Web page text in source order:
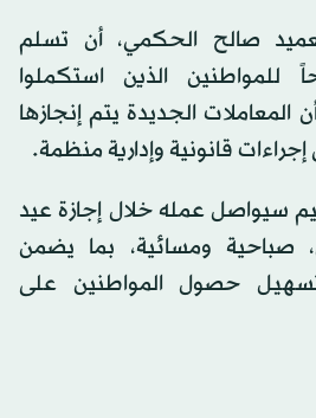
صالح الحكمي، أن تسلم
للمواطنين الذين استكملوا
المعاملات الجديدة يتم إنجازها
قانونية وإدارية منظمة.
سيواصل عمله خلال إجازة عيد
صباحية ومسائية، بما يضمن
حصول المواطنين على